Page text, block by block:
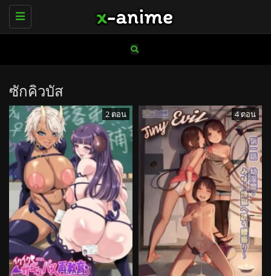
Toggle
navigation
ซักคิวบัส
2 ตอน 4 ตอน